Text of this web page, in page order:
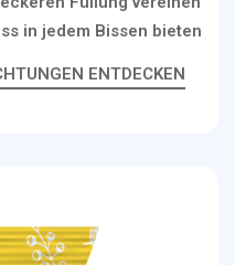
in jedem Bissen bieten
ENTDECKEN